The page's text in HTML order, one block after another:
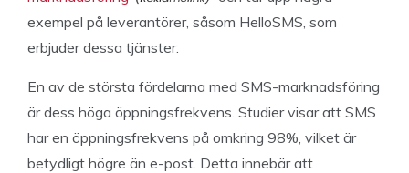
exempel på leverantörer, såsom HelloSMS, som
erbjuder dessa tjänster.
En av de största fördelarna med SMS-marknadsföring
är dess höga öppningsfrekvens. Studier visar att SMS
har en öppningsfrekvens på omkring 98%, vilket är
betydligt högre än e-post. Detta innebär att